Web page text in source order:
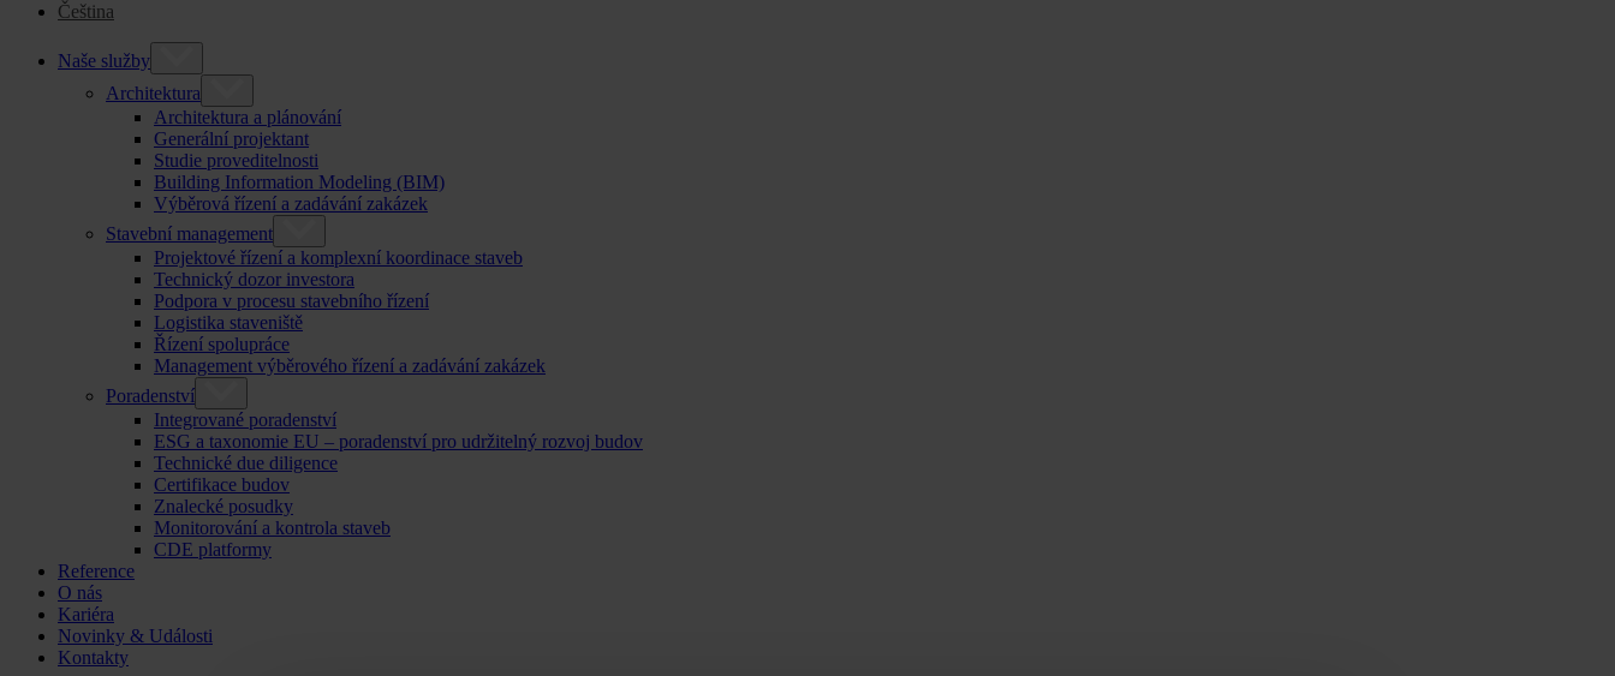
Čeština
Naše služby
Architektura
Architektura a plánování
Generální projektant
Studie proveditelnosti
Building Information Modeling (BIM)
Výběrová řízení a zadávání zakázek
Stavební management
Projektové řízení a komplexní koordinace staveb
Technický dozor investora
Podpora v procesu stavebního řízení
Logistika staveniště
Řízení spolupráce
Management výběrového řízení a zadávání zakázek
Poradenství
Integrované poradenství
ESG a taxonomie EU – poradenství pro udržitelný rozvoj budov
Technické due diligence
Certifikace budov
Znalecké posudky
Monitorování a kontrola staveb
CDE platformy
Reference
O nás
Kariéra
Novinky & Události
Kontakty